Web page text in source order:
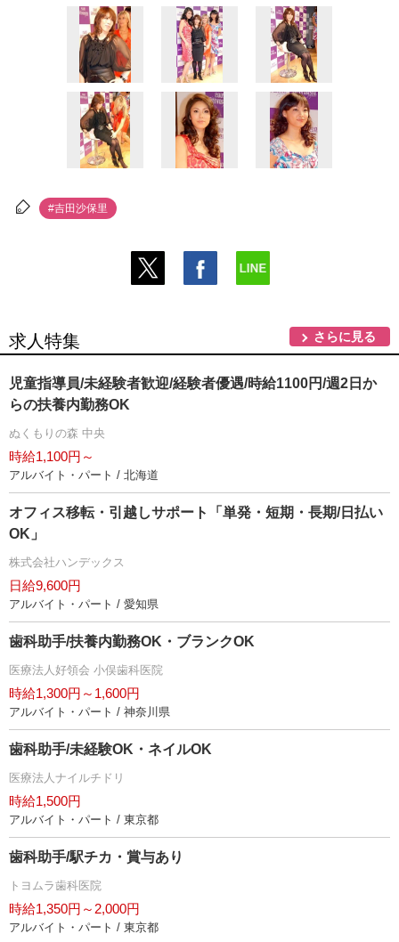
#吉田沙保里
求人特集 さらに見る
児童指導員/未経験者歓迎/経験者優遇/時給1100円/週2日か
らの扶養内勤務OK
ぬくもりの森 中央
時給1,100円～
アルバイト・パート / 北海道
オフィス移転・引越しサポート「単発・短期・長期/日払い
OK」
株式会社ハンデックス
日給9,600円
アルバイト・パート / 愛知県
歯科助手/扶養内勤務OK・ブランクOK
医療法人好領会 小俣歯科医院
時給1,300円～1,600円
アルバイト・パート / 神奈川県
歯科助手/未経験OK・ネイルOK
医療法人ナイルチドリ
時給1,500円
アルバイト・パート / 東京都
歯科助手/駅チカ・賞与あり
トヨムラ歯科医院
時給1,350円～2,000円
アルバイト・パート / 東京都